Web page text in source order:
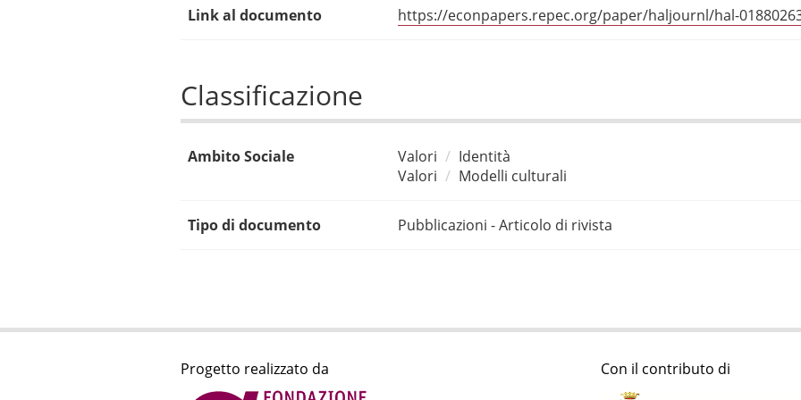
Link al documento https://econpapers.repec.org/paper/haljournl/hal-
Classificazione
Ambito Sociale Valori
Identità
Valori
Modelli culturali
Tipo di documento Pubblicazioni - Articolo di rivista
Progetto realizzato da Con il contributo di